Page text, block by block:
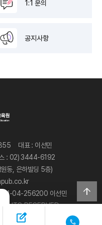
1:1 문의
공지사항
대표 : 이선민
: 02) 3444-6192
동, 은하빌딩 5층)
04-256200 이선민
RESERVED.
call
arrow_upward